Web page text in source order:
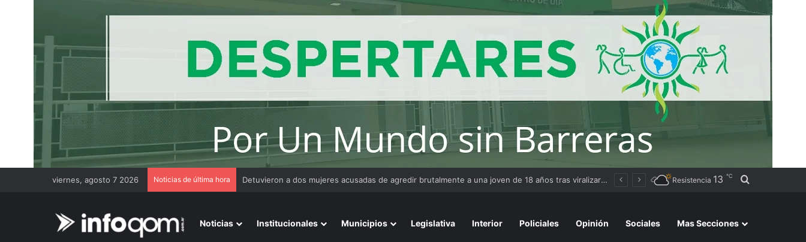
viernes, agosto 7 2026 Noticias de última hora Encuesta: mientras el Senado debatía Propiedad Privada, el 57% reclama un cambio de rumbo Resistencia 13 ℃ Buscar por
Noticias Institucionales Municipios Legislativa Interior Policiales Opinión Sociales Mas Secciones